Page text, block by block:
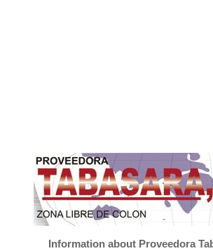
Information about Proveedora